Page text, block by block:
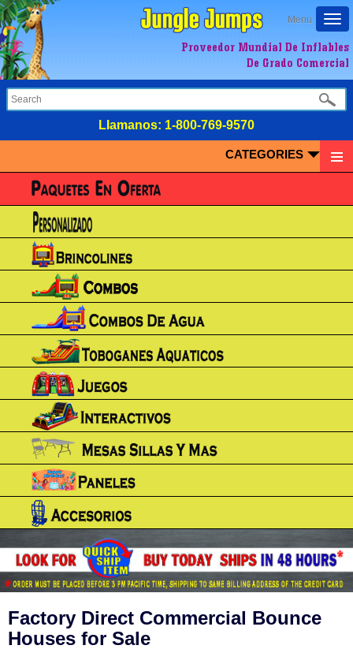
Menu
Proveedor Mundial De Inflables
De Grado Comercial
LIamanos: 1-800-769-9570
CATEGORIES
Factory Direct Commercial Bounce
Houses for Sale